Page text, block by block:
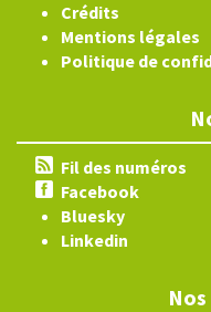
Crédits
Mentions légales
Politique de
Fil des numéros
Facebook
Bluesky
Linkedin